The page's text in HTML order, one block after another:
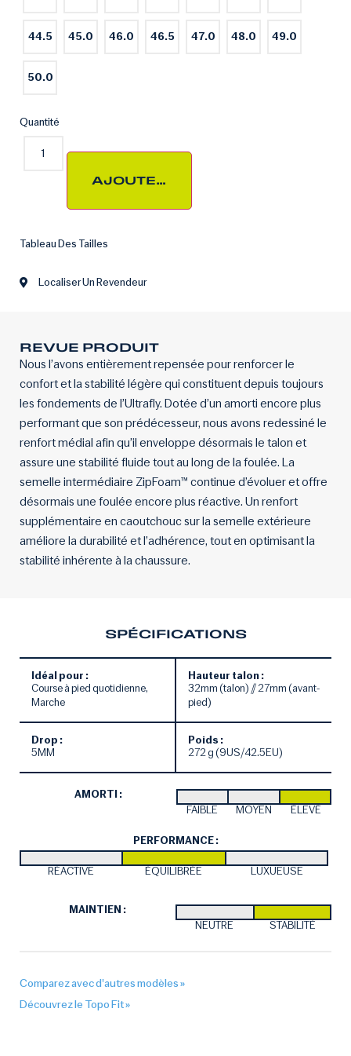
44.5 45.0 46.0 46.5 47.0 48.0 49.0
50.0
Quantité
AJOUTER AU PANIER
Tableau Des Tailles
Localiser Un Revendeur
REVUE PRODUIT
Nous l’avons entièrement repensée pour renforcer le
confort et la stabilité légère qui constituent depuis toujours
les fondements de l’Ultrafly. Dotée d’un amorti encore plus
performant que son prédécesseur, nous avons redessiné le
renfort médial afin qu’il enveloppe désormais le talon et
assure une stabilité fluide tout au long de la foulée. La
semelle intermédiaire ZipFoam™ continue d’évoluer et offre
désormais une foulée encore plus réactive. Un renfort
supplémentaire en caoutchouc sur la semelle extérieure
améliore la durabilité et l’adhérence, tout en optimisant la
stabilité inhérente à la chaussure.
SPÉCIFICATIONS
Idéal pour :
Course à pied quotidienne,
Marche
Hauteur talon :
32mm (talon) // 27mm (avant-
pied)
Drop :
5MM
Poids :
272 g (9US/42.5EU)
AMORTI :
FAIBLE
MOYEN ÉLEVÉ
PERFORMANCE :
RÉACTIVE ÉQUILIBRÉE LUXUEUSE
MAINTIEN :
NEUTRE
STABILITÉ
Comparez avec d'autres modèles »
Découvrez le Topo Fit »